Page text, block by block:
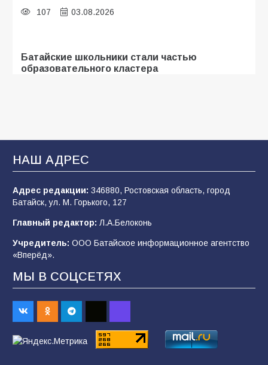
107 03.08.2026
Батайские школьники стали частью
образовательного кластера
сентябрю
106 31.07.2026
«Мобилизация или набор?» Что на самом
2026 года
101 03.08.2026
В Батайске продолжаются дорожные работы
98 04.08.2026
НАШ АДРЕС
Адрес редакции: 346880, Ростовская область, город
Батайск, ул. М. Горького, 127
Главный редактор: Л.А.Белоконь
Учредитель: ООО Батайское информационное агентство
«Вперёд».
МЫ В СОЦСЕТЯХ